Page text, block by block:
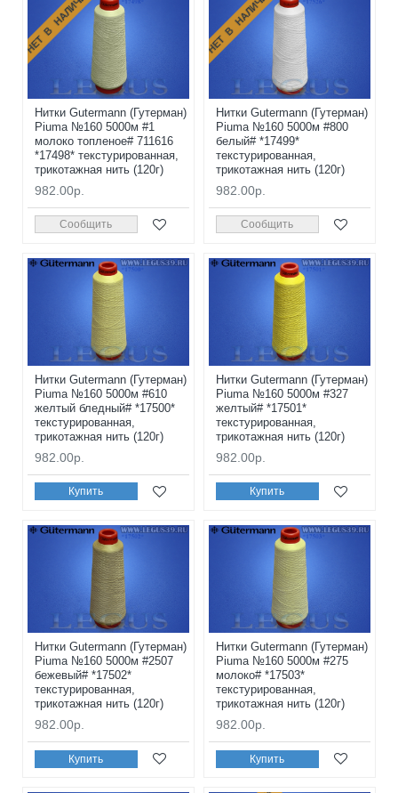
НЕТ В НАЛИЧИИ
Нитки Gutermann (Гутерман)
Piuma №160 5000м #1
молоко топленое# 711616
*17498* текстурированная,
трикотажная нить (120г)
982.00р.
Сообщить
НЕТ В НАЛИЧИИ
Нитки Gutermann (Гутерман)
Piuma №160 5000м #800
белый# *17499*
текстурированная,
трикотажная нить (120г)
982.00р.
Сообщить
Нитки Gutermann (Гутерман)
Piuma №160 5000м #610
желтый бледный# *17500*
текстурированная,
трикотажная нить (120г)
982.00р.
Купить
Нитки Gutermann (Гутерман)
Piuma №160 5000м #327
желтый# *17501*
текстурированная,
трикотажная нить (120г)
982.00р.
Купить
Нитки Gutermann (Гутерман)
Piuma №160 5000м #2507
бежевый# *17502*
текстурированная,
трикотажная нить (120г)
982.00р.
Купить
Нитки Gutermann (Гутерман)
Piuma №160 5000м #275
молоко# *17503*
текстурированная,
трикотажная нить (120г)
982.00р.
Купить